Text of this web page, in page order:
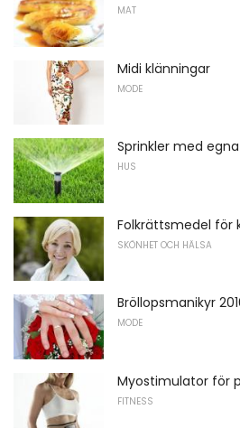
MAT
Midi klänningar
MODE
Sprinkler med
HUS
Folkrättsmedel för
SKÖNHET OCH HÄLSA
Bröllopsmanikyr
MODE
Myostimulator för
FITNESS